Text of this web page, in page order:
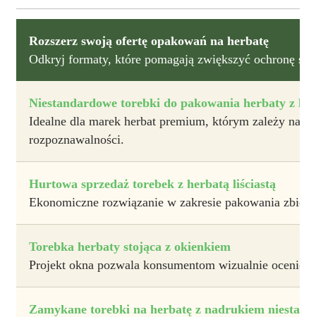
Rozszerz swoją ofertę opakowań na herbatę
Odkryj formaty, które pomagają zwiększyć ochronę
Niestandardowe torebki do pakowania herbaty z
Idealne dla marek herbat premium, którym zależy na
rozpoznawalności.
Hurtowa sprzedaż torebek z herbatą liściastą
Ekonomiczne rozwiązanie w zakresie pakowania
Torebka herbaty stojąca z okienkiem
Projekt okna pozwala konsumentom wizualnie ocenić
Zamykane torebki na herbatę z nadrukiem